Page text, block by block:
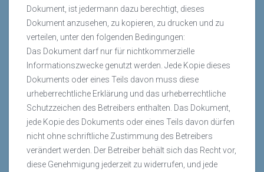
Dokument, ist jedermann dazu berechtigt, dieses
Dokument anzusehen, zu kopieren, zu drucken und zu
verteilen, unter den folgenden Bedingungen:
Das Dokument darf nur für nichtkommerzielle
Informationszwecke genutzt werden. Jede Kopie dieses
Dokuments oder eines Teils davon muss diese
urheberrechtliche Erklärung und das urheberrechtliche
Schutzzeichen des Betreibers enthalten. Das Dokument,
jede Kopie des Dokuments oder eines Teils davon dürfen
nicht ohne schriftliche Zustimmung des Betreibers
verändert werden. Der Betreiber behält sich das Recht vor,
diese Genehmigung jederzeit zu widerrufen, und jede